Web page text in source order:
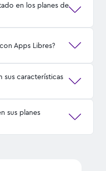
en los planes de
Apps Libres?
sus características
sus planes